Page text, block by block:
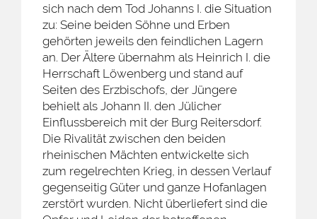
sich nach dem Tod Johanns I. die Situation
zu: Seine beiden Söhne und Erben
gehörten jeweils den feindlichen Lagern
an. Der Ältere übernahm als Heinrich I. die
Herrschaft Löwenberg und stand auf
Seiten des Erzbischofs, der Jüngere
behielt als Johann II. den Jülicher
Einflussbereich mit der Burg Reitersdorf.
Die Rivalität zwischen den beiden
rheinischen Mächten entwickelte sich
zum regelrechten Krieg, in dessen Verlauf
gegenseitig Güter und ganze Hofanlagen
zerstört wurden. Nicht überliefert sind die